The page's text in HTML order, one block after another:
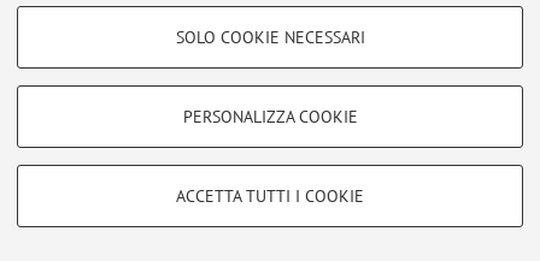
COOKIE DI PROFILAZIONE - FACOLTATIVI
COOKIE TECNICI - NECESSARI
Si tratta di cookie tecnici utilizzati, a titolo esemplificativo, per il corretto
SOLO COOKIE NECESSARI
PERSONALIZZA COOKIE
ACCETTA TUTTI I COOKIE